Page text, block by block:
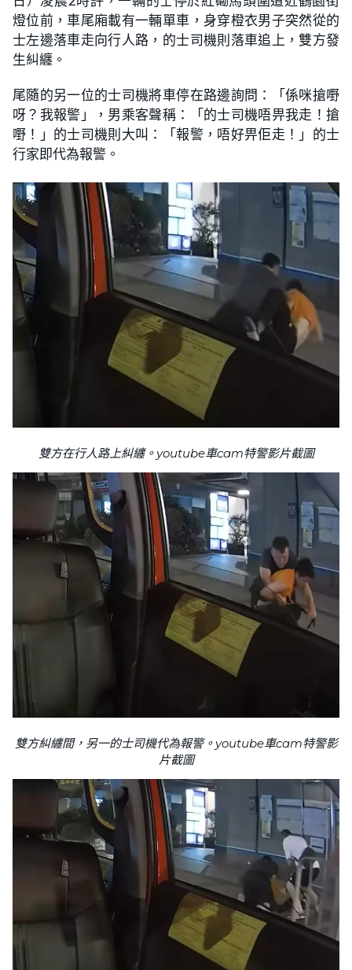
燈位前，車尾廂載有一輛單車，身穿橙衣男子突然從的
士左邊落車走向行人路，的士司機則落車追上，雙方發
生糾纏。
尾隨的另一位的士司機將車停在路邊詢問：「係咪搶嘢
呀？我報警」，男乘客聲稱：「的士司機唔畀我走！搶
嘢！」的士司機則大叫：「報警，唔好畀佢走！」的士
行家即代為報警。
雙方在行人路上糾纏。youtube車cam特警影片截圖
雙方糾纏間，另一的士司機代為報警。youtube車cam特警影
片截圖